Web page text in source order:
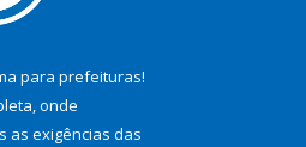
para prefeituras!
onde
as exigências das